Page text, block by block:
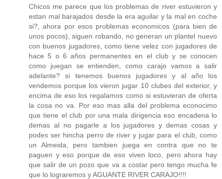
Chicos me parece que los problemas de river estuvieron y
estan mal barajados desde la era aguilar y la mal en coche
si?, ahora por esos problemas economicos (para bien de
unos pocos), siguen robando, no generan un plantel nuevo
con buenos jugadores, como tiene velez con jugadores de
hace 5 o 6 años permanentes en el club y se conocen
como juegan se entienden, como carajo vamos a salir
adelante? si tenemos buenos jugadores y al año los
vendemos porque los vieron jugar 10 clubes del exterior, y
encima de eso los regalamos como si estuvieran de oferta
la cosa no va. Por eso mas alla del problema econocimo
que tiene el club por una mala dirigencia eso encadena lo
demas al no pagarle a los jugadores y demas cosas y
podes ser hincha perro de river y jugar para el club, como
un Almeida, pero tambien juega en contra que no te
paguen y eso porque de eso viven loco, pero ahora hay
que salir de un pozo que va a costar pero tengo mucha fe
que lo lograremos y AGUANTE RIVER CARAJO!!!!